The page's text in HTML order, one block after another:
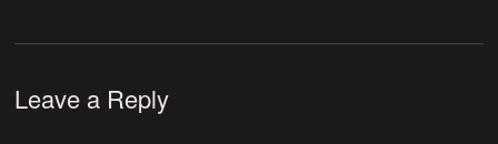
Leave a Reply